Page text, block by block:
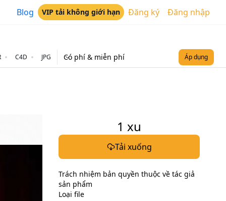
Blog VIP tải không giới hạn Đăng ký Đăng nhập
C4D JPG Có phí & miễn phí Áp dụng
1 xu
Tải xuống
Trách nhiệm bản quyền thuộc về tác giả
sản phẩm
Loại file